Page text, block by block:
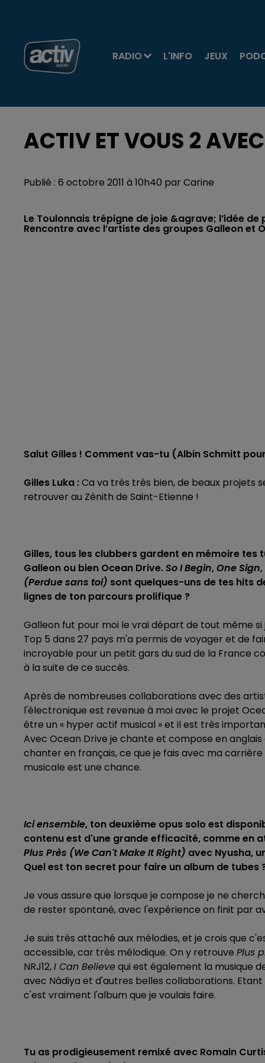
RADIO L'INFO JEUX
ACTIV ET VOUS 2
Publié : 6 octobre 2011 à 10h40 par Carine
Le Toulonnais trépigne de joie &agrave; l’idée
Rencontre avec l’artiste des groupes Galleon et
Salut Gilles ! Comment vas-tu (Albin Schmitt
Gilles Luka :Ca va très très bien, de beaux projets
retrouver au Zénith de Saint-Etienne !
Gilles, tous les clubbers gardent en mémoire
Galleon ou bien Ocean Drive.So I Begin,One Sign,
(Perdue sans toi) sont quelques-uns de tes hits
lignes de ton parcours prolifique ?
Galleon fut pour moi le vrai départ de tout même
Top 5 dans 27 pays m'a permis de voyager et de
incroyable pour un petit gars du sud de la France
à la suite de ce succès.
Après de nombreuses collaborations avec des
l'électronique est revenue à moi avec le projet
être un « hyper actif musical » et il est très
Avec Ocean Drive je chante et compose en
chanter en français, ce que je fais avec ma
musicale est une chance.
Ici ensemble, ton deuxième opus solo est
contenu est d'une grande efficacité, comme en
Plus Près (We Can't Make It Right) avec Nyusha,
Quel est ton secret pour faire un album de tubes
Je vous assure que lorsque je compose je ne
de rester spontané, avec l'expérience on finit par
Je suis très attaché aux mélodies, et je crois que
accessible, car très mélodique. On y retrouve Plus
NRJ12,I Can Believequi est également la musique
avec Nâdiya et d'autres belles collaborations.
c'est vraiment l'album que je voulais faire.
Tu as prodigieusement remixé avec Romain